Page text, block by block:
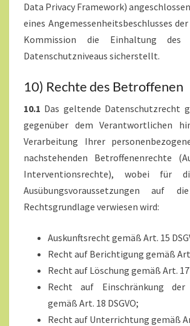
Data Privacy Framework)
eines Angemessenheitsbeschlusses
Kommission die Einhaltung des
Datenschutzniveaus sicherstellt.
10) Rechte des Betroffenen
10.1 Das geltende Datenschutzrecht
gegenüber dem Verantwortlichen
Verarbeitung Ihrer
nachstehenden Betroffenenrechte
Interventionsrechte), wobei für
Ausübungsvoraussetzungen auf
Rechtsgrundlage verwiesen wird:
Auskunftsrecht gemäß Art. 15
Recht auf Berichtigung gemäß Art.
Recht auf Löschung gemäß Art. 17
Recht auf Einschränkung der
gemäß Art. 18 DSGVO;
Recht auf Unterrichtung gemäß